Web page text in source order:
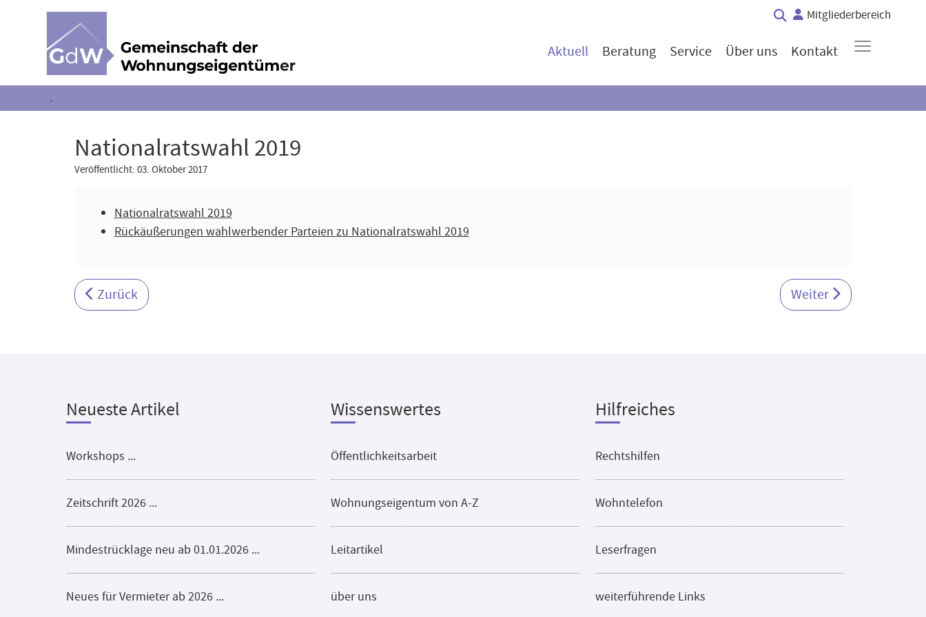
Mitgliederbereich
Aktuell Beratung Service Über uns Kontakt ≡
.
Nationalratswahl 2019
Veröffentlicht: 03. Oktober 2017
Nationalratswahl 2019
Rückäußerungen wahlwerbender Parteien zu Nationalratswahl 2019
Vorheriger Beitrag: Datenschutz-Grundverordnung (DSGVO)
Zurück Nächster Beitrag:
Weiter
Neueste Artikel
Workshops ...
Zeitschrift 2026 ...
Mindestrücklage neu ab 01.01.2026 ...
Neues für Vermieter ab 2026 ...
Wissenswertes
Öffentlichkeitsarbeit
Wohnungseigentum von A-Z
Leitartikel
über uns
Hilfreiches
Rechtshilfen
Wohntelefon
Leserfragen
weiterführende Links